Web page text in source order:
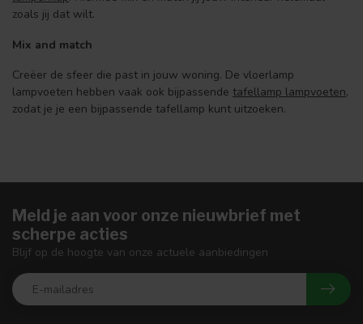
zoals jij dat wilt.
Mix and match
Creëer de sfeer die past in jouw woning. De vloerlamp
lampvoeten hebben vaak ook bijpassende tafellamp lampvoeten,
zodat je je een bijpassende tafellamp kunt uitzoeken.
Meld je aan voor onze nieuwbrief met
scherpe acties
Blijf op de hoogte van onze actuele aanbiedingen